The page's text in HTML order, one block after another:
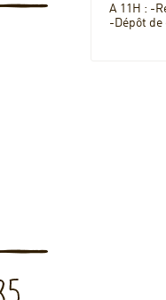
A 11H : -
-Dépôt